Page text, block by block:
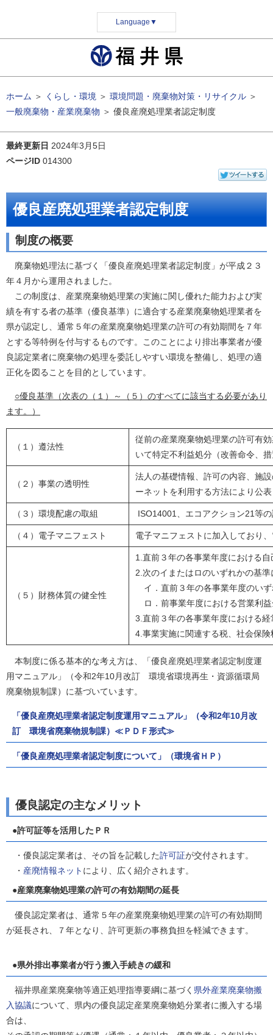
Language ▼
ホーム ＞ くらし・環境 ＞ 環境問題・廃棄物対策・リサイクル ＞
一般廃棄物・産業廃棄物 ＞ 優良産廃処理業者認定制度
最終更新日 2024年3月5日
ページID 014300
優良産廃処理業者認定制度
制度の概要
廃棄物処理法に基づく「優良産廃処理業者認定制度」が平成２３
年４月から運用されました。
この制度は、産業廃棄物処理業の実施に関し優れた能力および実
績を有する者の基準（優良基準）に適合する産業廃棄物処理業者を
県が認定し、通常５年の産業廃棄物処理業の許可の有効期間を７年
とする等特例を付与するものです。このことにより排出事業者が優
良認定業者に廃棄物の処理を委託しやすい環境を整備し、処理の適
正化を図ることを目的としています。
○優良基準（次表の（１）～（５）のすべてに該当する必要があり
ます。）
（１）遵法性
従前の産業廃棄物処理業の許可有
いて特定不利益処分（改善命令、
（２）事業の透明性
法人の基礎情報、許可の内容、施
ーネットを利用する方法により公
（３）環境配慮の取組 ISO14001、エコアクション21等
（４）電子マニフェスト 電子マニフェストに加入しており
（５）財務体質の健全性
1.直前３年の各事業年度における
2.次のイまたはロのいずれかの基
イ．直前３年の各事業年度のい
ロ．前事業年度における営業利
3.直前３年の各事業年度における
4.事業実施に関連する税、社会保
本制度に係る基本的な考え方は、「優良産廃処理業者認定制度運
用マニュアル」（令和2年10月改訂 環境省環境再生・資源循環局
廃棄物規制課）に基づいています。
「優良産廃処理業者認定制度運用マニュアル」（令和2年10月改
訂 環境省廃棄物規制課）≪ＰＤＦ形式≫
「優良産廃処理業者認定制度について」（環境省ＨＰ）
優良認定の主なメリット
●許可証等を活用したＰＲ
・優良認定業者は、その旨を記載した許可証が交付されます。
・ 産廃情報ネット により、広く紹介されます。
●産業廃棄物処理業の許可の有効期間の延長
優良認定業者は、通常５年の産業廃棄物処理業の許可の有効期間
が延長され、７年となり、許可更新の事務負担を軽減できます。
●県外排出事業者が行う搬入手続きの緩和
福井県産業廃棄物等適正処理指導要綱に基づく 県外産業廃棄物搬
入協議について、県内の優良認定産業廃棄物処分業者に搬入する場
合は、